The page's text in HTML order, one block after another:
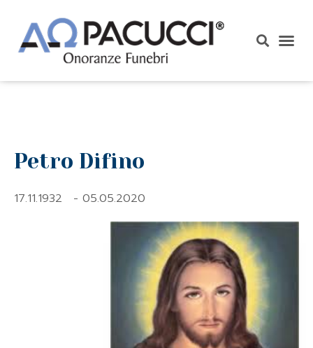
Petro Difino
17.11.1932 - 05.05.2020